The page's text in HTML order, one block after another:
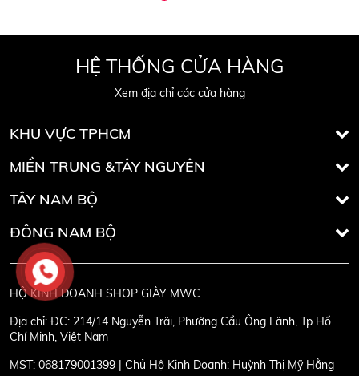
HỆ THỐNG CỬA HÀNG
Xem địa chỉ các cửa hàng
KHU VỰC TPHCM
MIỀN TRUNG &TÂY NGUYÊN
TÂY NAM BỘ
ĐÔNG NAM BỘ
HỘ KINH DOANH SHOP GIÀY MWC
Địa chỉ: ĐC: 214/14 Nguyễn Trãi, Phường Cầu Ông Lãnh, Tp Hồ
Chí Minh, Việt Nam
MST: 068179001399 | Chủ Hộ Kinh Doanh: Huỳnh Thị Mỹ Hằng